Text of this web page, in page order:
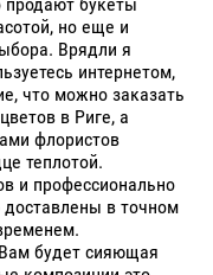
но еще и
Врядли я
интернетом,
что можно заказать
в Риге, а
флористов
теплотой.
и профессионально
в точном
будет сияющая